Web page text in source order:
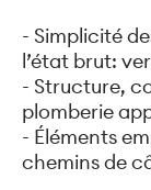
- Simplicité
l’état brut:
- Structure,
plomberie
- Éléments
chemins de